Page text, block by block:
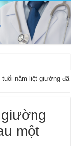
tuổi nằm liệt giường đã
một